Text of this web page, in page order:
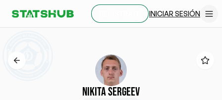
INICIAR SESIÓN
Nikita Sergeev